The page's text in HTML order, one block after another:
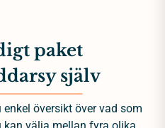
paket
själv
översikt över vad som